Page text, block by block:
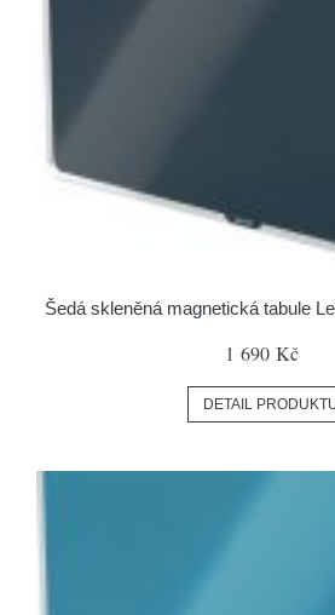
Šedá skleněná magnetická tabule
1 690 Kč
DETAIL